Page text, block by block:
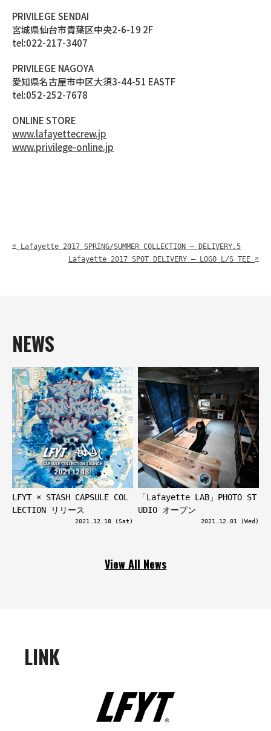
PRIVILEGE SENDAI
宮城県仙台市青葉区中央2-6-19 2F
tel:022-217-3407
PRIVILEGE NAGOYA
愛知県名古屋市中区大須3-44-51 EASTF
tel:052-252-7678
ONLINE STORE
www.lafayettecrew.jp
www.privilege-online.jp
« Lafayette 2017 SPRING/SUMMER COLLECTION – DELIVERY.5
Lafayette 2017 SPOT DELIVERY – LOGO L/S TEE »
NEWS
LFYT × STASH CAPSULE COL
LECTION リリース
2021.12.18 (Sat)
「Lafayette LAB」PHOTO ST
UDIO オープン
2021.12.01 (Wed)
View All News
LINK